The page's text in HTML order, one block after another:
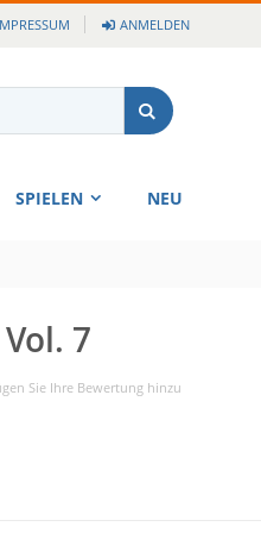
ANMELDEN
Suche
SPIELEN NEU
7
Sie Ihre Bewertung hinzu